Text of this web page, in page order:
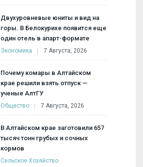
Двухуровневые юниты и вид на
горы. В Белокурихе появится еще
один отель в апарт-формате
Экономика 7 Августа, 2026
Почему комары в Алтайском
крае решили взять отпуск —
ученые АлтГУ
Общество 7 Августа, 2026
В Алтайском крае заготовили 657
тысяч тонн грубых и сочных
кормов
Сельское Хозяйство